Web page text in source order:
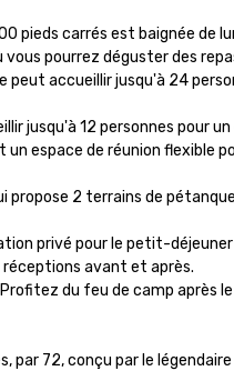
pieds carrés est baignée
pourrez déguster des
peut accueillir jusqu'à 24
jusqu'à 12 personnes pour
espace de réunion flexible
propose 2 terrains de
privé pour le petit-
avant et après.
du feu de camp après
par 72, conçu par le